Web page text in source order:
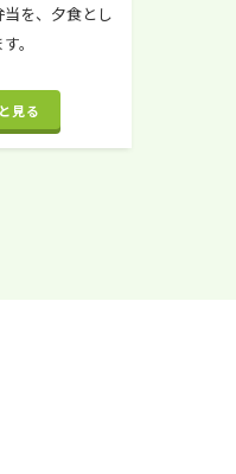
を、夕食とし
。
見る